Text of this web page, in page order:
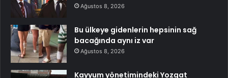
Ağustos 8, 2026
Bu ülkeye gidenlerin hepsinin sağ
bacağında aynı iz var
Ağustos 8, 2026
Kayyum yönetimindeki Yozgat